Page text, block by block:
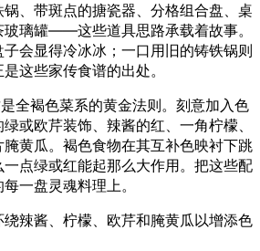
锅、带斑点的搪瓷器、分格组合盘、桌
璃罐——这些道具思路承载着故事。
会显得冷冰冰；一口用旧的铸铁锅则
这些家传食谱的出处。
全褐色菜系的黄金法则。刻意加入色
或欧芹装饰、辣酱的红、一角柠檬、
黄瓜。褐色食物在其互补色映衬下跳
点绿或红能起那么大作用。把这些配
一盘灵魂料理上。
辣酱、柠檬、欧芹和腌黄瓜以增添色